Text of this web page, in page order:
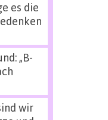
es die
„B-
wir